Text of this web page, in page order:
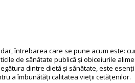
întrebarea care se pune acum este:
de sănătate publică și obiceiurile
dintre dietă și sănătate, este
a îmbunătăți calitatea vieții cetățenilor.